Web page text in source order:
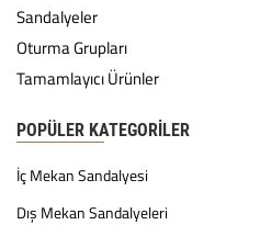
Sandalyeler
Oturma Grupları
Tamamlayıcı Ürünler
POPÜLER KATEGORILER
İç Mekan Sandalyesi
Dış Mekan Sandalyeleri